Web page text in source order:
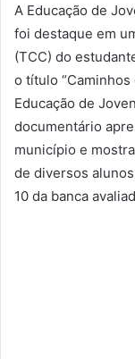
A Educação de
foi destaque em
(TCC) do
o título
Educação de
documentário
município e
de diversos
10 da banca